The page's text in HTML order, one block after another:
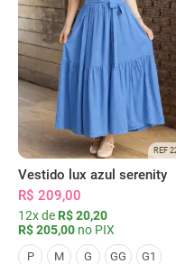
REF
Vestido lux azul serenity
R$ 209,00
12x de R$ 20,20
R$ 205,00 no PIX
P M G GG G1